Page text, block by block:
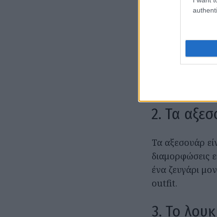
πιθανό κι
προσπαθήσεις
αν
2. Τα
Τα αξεσουάρ
διαμορφώσεις
ένα ζευγάρι
outfit.
3. Το